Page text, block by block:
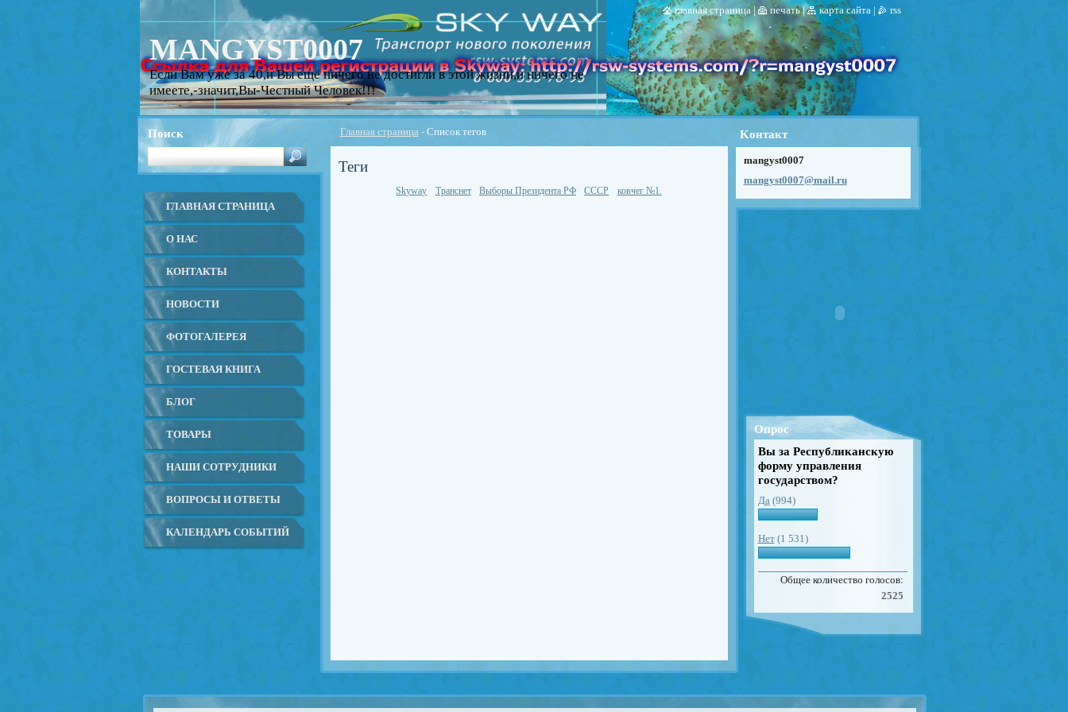
MANGYST0007
Если Вам уже за 40,и Вы ещё ничего не достигли в этой жизни,и ничего не
имеете,-значит,Вы-Честный Человек!!!
Главная страница - Список тегов
Теги
Skyway Транснет Выборы Президента РФ СССР ковчег №1.
ГЛАВНАЯ СТРАНИЦА
О НАС
КОНТАКТЫ
НОВОСТИ
ФОТОГАЛЕРЕЯ
ГОСТЕВАЯ КНИГА
БЛОГ
ТОВАРЫ
НАШИ СОТРУДНИКИ
ВОПРОСЫ И ОТВЕТЫ
КАЛЕНДАРЬ СОБЫТИЙ
Koнтакт
mangyst0007
mangyst0007@mail.ru
Опрос
Вы за Республиканскую
форму управления
государством?
Да (994)
Нет (1 531)
Общее количество голосов:
2525
Поиск
главная страница | печать | карта сайта rss